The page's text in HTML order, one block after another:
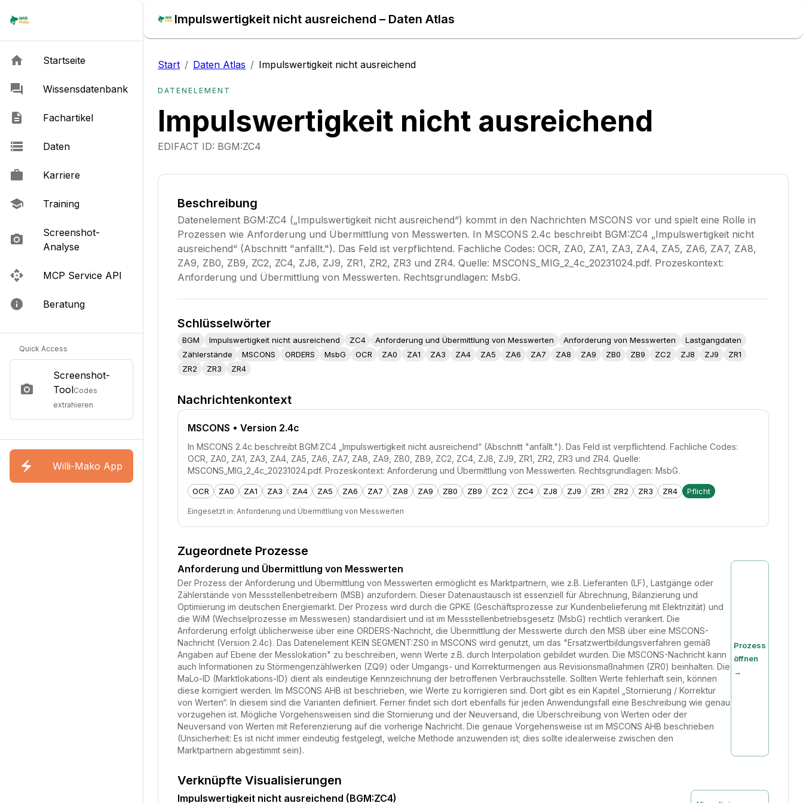
Impulswertigkeit nicht ausreichend – Daten Atlas
Startseite
Wissensdatenbank
Fachartikel
Daten
Karriere
Training
Screenshot-
Analyse
MCP Service API
Beratung
Quick Access
Screenshot-
ToolCodes
extrahieren
Willi-Mako App
Start / Daten Atlas / Impulswertigkeit nicht ausreichend
DATENELEMENT
Impulswertigkeit nicht ausreichend
EDIFACT ID: BGM:ZC4
Beschreibung
Datenelement BGM:ZC4 („Impulswertigkeit nicht ausreichend“) kommt in den Nachrichten MSCONS vor und spielt eine Rolle in
Prozessen wie Anforderung und Übermittlung von Messwerten. In MSCONS 2.4c beschreibt BGM:ZC4 „Impulswertigkeit nicht
ausreichend“ (Abschnitt "anfällt."). Das Feld ist verpflichtend. Fachliche Codes: OCR, ZA0, ZA1, ZA3, ZA4, ZA5, ZA6, ZA7, ZA8,
ZA9, ZB0, ZB9, ZC2, ZC4, ZJ8, ZJ9, ZR1, ZR2, ZR3 und ZR4. Quelle: MSCONS_MIG_2_4c_20231024.pdf. Prozeskontext:
Anforderung und Übermittlung von Messwerten. Rechtsgrundlagen: MsbG.
Schlüsselwörter
BGM Impulswertigkeit nicht ausreichend ZC4 Anforderung und Übermittlung von Messwerten Anforderung von Messwerten
Lastgangdaten
Zählerstände
MSCONS ORDERS MsbG OCR ZA0 ZA1 ZA3 ZA4 ZA5 ZA6 ZA7 ZA8 ZA9 ZB0 ZB9 ZC2 ZJ8 ZJ9
ZR1
ZR2
ZR3 ZR4
Nachrichtenkontext
MSCONS • Version 2.4c
In MSCONS 2.4c beschreibt BGM:ZC4 „Impulswertigkeit nicht ausreichend“ (Abschnitt "anfällt."). Das Feld ist verpflichtend. Fachliche Codes:
OCR, ZA0, ZA1, ZA3, ZA4, ZA5, ZA6, ZA7, ZA8, ZA9, ZB0, ZB9, ZC2, ZC4, ZJ8, ZJ9, ZR1, ZR2, ZR3 und ZR4. Quelle:
MSCONS_MIG_2_4c_20231024.pdf. Prozeskontext: Anforderung und Übermittlung von Messwerten. Rechtsgrundlagen: MsbG.
OCR ZA0 ZA1 ZA3 ZA4 ZA5 ZA6 ZA7 ZA8 ZA9 ZB0 ZB9 ZC2 ZC4 ZJ8 ZJ9 ZR1 ZR2 ZR3 ZR4 Pflicht
Eingesetzt in: Anforderung und Übermittlung von Messwerten
Zugeordnete Prozesse
Anforderung und Übermittlung von Messwerten
Der Prozess der Anforderung und Übermittlung von Messwerten ermöglicht es Marktpartnern, wie z.B. Lieferanten (LF), Lastgänge oder
Zählerstände von Messstellenbetreibern (MSB) anzufordern. Dieser Datenaustausch ist essenziell für Abrechnung, Bilanzierung und
Optimierung im deutschen Energiemarkt. Der Prozess wird durch die GPKE (Geschäftsprozesse zur Kundenbelieferung mit Elektrizität) und
die WiM (Wechselprozesse im Messwesen) standardisiert und ist im Messstellenbetriebsgesetz (MsbG) rechtlich verankert. Die
Anforderung erfolgt üblicherweise über eine ORDERS-Nachricht, die Übermittlung der Messwerte durch den MSB über eine MSCONS-
Nachricht (Version 2.4c). Das Datenelement KEIN SEGMENT:ZS0 in MSCONS wird genutzt, um das "Ersatzwertbildungsverfahren gemäß
Angaben auf Ebene der Messlokation" zu beschreiben, wenn Werte z.B. durch Interpolation gebildet wurden. Die MSCONS-Nachricht kann
auch Informationen zu Störmengenzählwerken (ZQ9) oder Umgangs- und Korrekturmengen aus Revisionsmaßnahmen (ZR0) beinhalten. Die
MaLo-ID (Marktlokations-ID) dient als eindeutige Kennzeichnung der betroffenen Verbrauchsstelle. Sollten Werte fehlerhaft sein, können
diese korrigiert werden. Im MSCONS AHB ist beschrieben, wie Werte zu korrigieren sind. Dort gibt es ein Kapitel „Stornierung / Korrektur
von Werten“. In diesem sind die Varianten definiert. Ferner findet sich dort ebenfalls für jeden Anwendungsfall eine Beschreibung wie genau
vorzugehen ist. Mögliche Vorgehensweisen sind die Stornierung und der Neuversand, die Überschreibung von Werten oder der
Neuversand von Werten mit Referenzierung auf die vorherige Nachricht. Die genaue Vorgehensweise ist im MSCONS AHB beschrieben
(Unsicherheit: Es ist nicht immer eindeutig festgelegt, welche Methode anzuwenden ist; dies sollte idealerweise zwischen den
Marktpartnern abgestimmt sein).
Prozess
öffnen
→
Verknüpfte Visualisierungen
Impulswertigkeit nicht ausreichend (BGM:ZC4)